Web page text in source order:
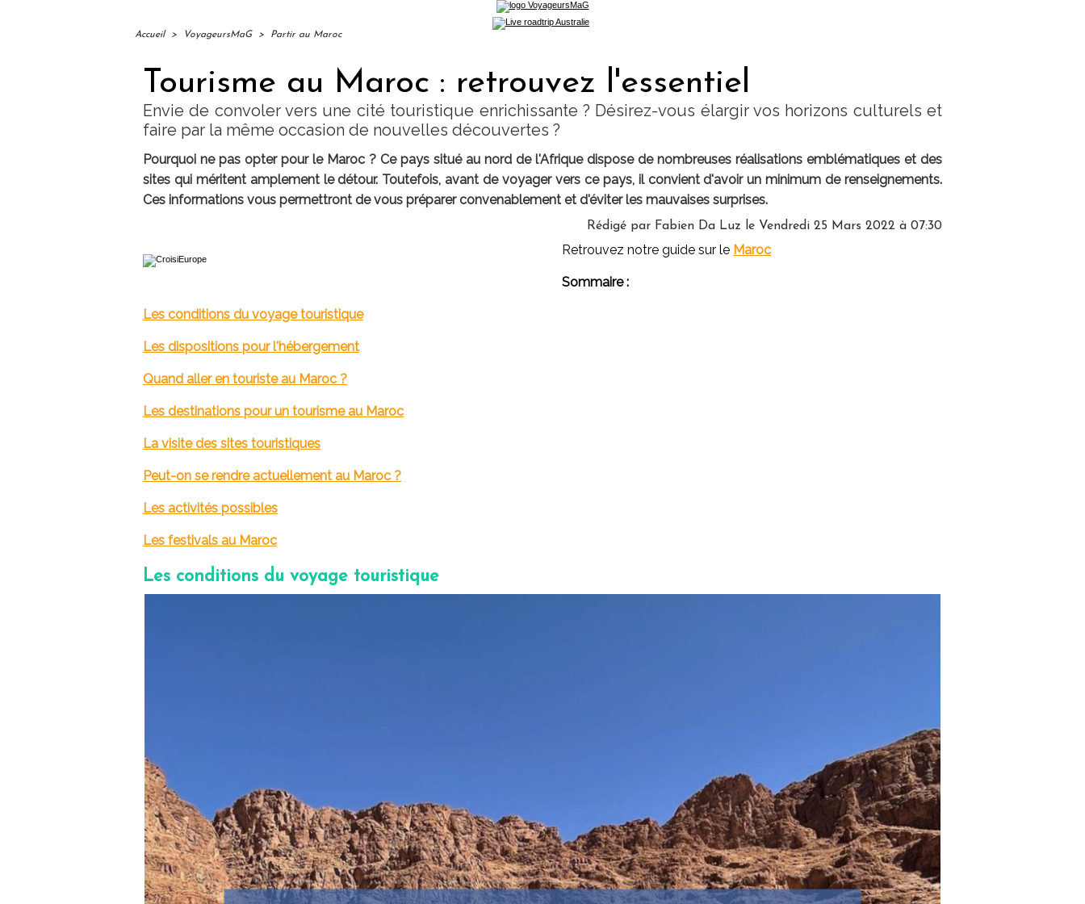
Accueil > VoyageursMaG > Partir au Maroc
Tourisme au Maroc : retrouvez l'essentiel
Envie de convoler vers une cité touristique enrichissante ? Désirez-vous élargir vos horizons culturels et
faire par la même occasion de nouvelles découvertes ?
Pourquoi ne pas opter pour le Maroc ? Ce pays situé au nord de l'Afrique dispose de nombreuses réalisations emblématiques et des
sites qui méritent amplement le détour. Toutefois, avant de voyager vers ce pays, il convient d'avoir un minimum de renseignements.
Ces informations vous permettront de vous préparer convenablement et d'éviter les mauvaises surprises.
Rédigé par Fabien Da Luz le Vendredi 25 Mars 2022 à 07:30
Retrouvez notre guide sur le Maroc
Sommaire :
Les conditions du voyage touristique
Les dispositions pour l'hébergement
Quand aller en touriste au Maroc ?
Les destinations pour un tourisme au Maroc
La visite des sites touristiques
Peut-on se rendre actuellement au Maroc ?
Les activités possibles
Les festivals au Maroc
Les conditions du voyage touristique